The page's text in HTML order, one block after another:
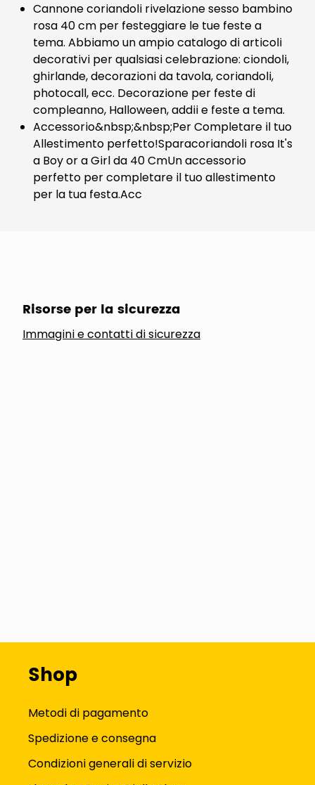
Cannone coriandoli rivelazione sesso bambino
rosa 40 cm per festeggiare le tue feste a
tema. Abbiamo un ampio catalogo di articoli
decorativi per qualsiasi celebrazione: ciondoli,
ghirlande, decorazioni da tavola, coriandoli,
photocall, ecc. Decorazione per feste di
compleanno, Halloween, addii e feste a tema.
​Accessorio&nbsp;&nbsp;Per Completare il tuo
Allestimento perfetto!Sparacoriandoli rosa It's
a Boy or a Girl da 40 CmUn accessorio
perfetto per completare il tuo allestimento
per la tua festa.Acc
Risorse per la sicurezza
Immagini e contatti di sicurezza
Shop
Metodi di pagamento
Spedizione e consegna
Condizioni generali di servizio